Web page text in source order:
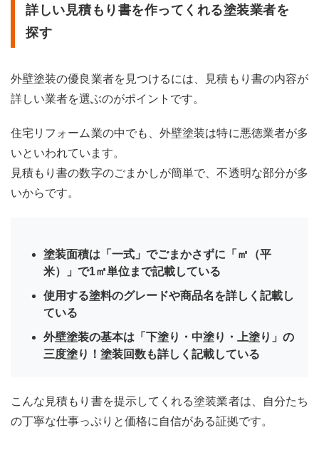
詳しい見積もり書を作ってくれる塗装業者を
探す
外壁塗装の優良業者を見つけるには、見積もり書の内容が
詳しい業者を選ぶのがポイントです。
住宅リフォーム業の中でも、外壁塗装は特に悪徳業者が多
いといわれています。
見積もり書の数字のごまかしが簡単で、不透明な部分が多
いからです。
塗装面積は「一式」でごまかさずに「㎡（平
米）」で1㎡単位まで記載している
使用する塗料のグレードや商品名を詳しく記載し
ている
外壁塗装の基本は「下塗り・中塗り・上塗り」の
三度塗り！塗装回数も詳しく記載している
こんな見積もり書を提示してくれる塗装業者は、自分たち
の丁寧な仕事っぷりと価格に自信がある証拠です。